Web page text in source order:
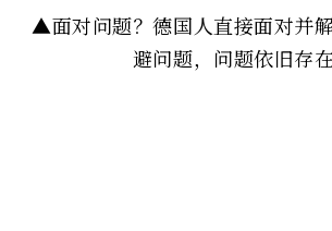
▲面对问题？德国人直接面对并
避问题，问题依旧存在